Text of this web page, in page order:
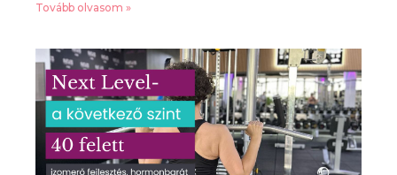
Tovább olvasom »